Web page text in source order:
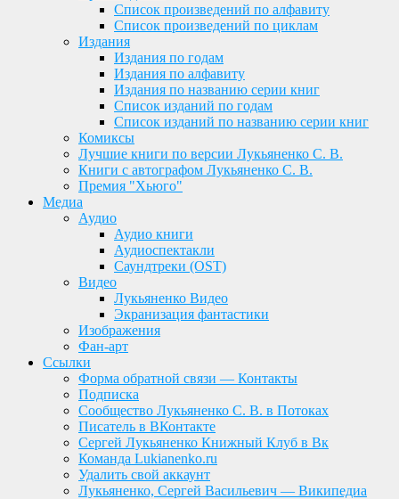
Список произведений по алфавиту
Список произведений по циклам
Издания
Издания по годам
Издания по алфавиту
Издания по названию серии книг
Список изданий по годам
Список изданий по названию серии книг
Комиксы
Лучшие книги по версии Лукьяненко С. В.
Книги с автографом Лукьяненко С. В.
Премия "Хьюго"
Медиа
Аудио
Аудио книги
Аудиоспектакли
Саундтреки (OST)
Видео
Лукьяненко Видео
Экранизация фантастики
Изображения
Фан-арт
Ссылки
Форма обратной связи — Контакты
Подписка
Сообщество Лукьяненко С. В. в Потоках
Писатель в ВКонтакте
Сергей Лукьяненко Книжный Клуб в Вк
Команда Lukianenko.ru
Удалить свой аккаунт
Лукьяненко, Сергей Васильевич — Википедиа